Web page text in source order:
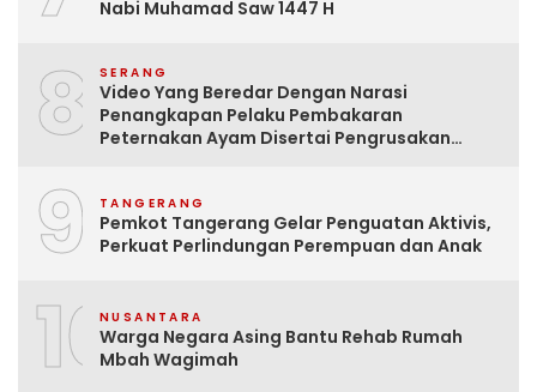
Nabi Muhamad Saw 1447 H
8 SERANG
Video Yang Beredar Dengan Narasi
Penangkapan Pelaku Pembakaran
Peternakan Ayam Disertai Pengrusakan
9 TANGERANG
Pemkot Tangerang Gelar Penguatan Aktivis,
Perkuat Perlindungan Perempuan dan Anak
10NUSANTARA
Warga Negara Asing Bantu Rehab Rumah
Mbah Wagimah